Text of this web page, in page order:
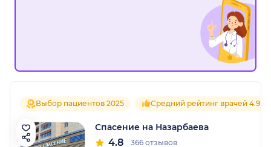
Выбор пациентов 2025 Средний рейтинг врачей 4.9
Спасение на Назарбаева
4.8 366 отзывов